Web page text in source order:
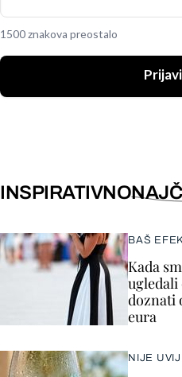
1500 znakova preostalo
INSPIRATIVNO
BAŠ
Kada
doznati
eura
NIJE